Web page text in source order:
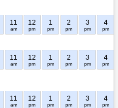
11
am
12
pm
1
pm
2
pm
3
pm
4
pm
11
am
12
pm
1
pm
2
pm
3
pm
4
pm
11
am
12
pm
1
pm
2
pm
3
pm
4
pm